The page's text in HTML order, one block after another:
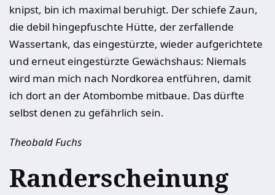
knipst, bin ich maximal beruhigt. Der schiefe Zaun,
die debil hingepfuschte Hütte, der zerfallende
Wassertank, das eingestürzte, wieder aufgerichtete
und erneut eingestürzte Gewächshaus: Niemals
wird man mich nach Nordkorea entführen, damit
ich dort an der Atombombe mitbaue. Das dürfte
selbst denen zu gefährlich sein.
Theobald Fuchs
Randerscheinung